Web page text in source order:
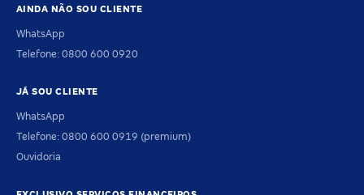
AINDA NÃO SOU CLIENTE
WhatsApp
Telefone: 0800 600 0920
JÁ SOU CLIENTE
WhatsApp
Telefone: 0800 600 0919 (premium)
Ouvidoria